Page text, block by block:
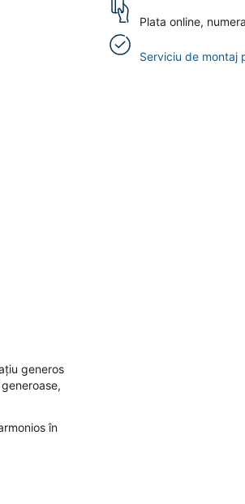
Plata online,
Serviciu de montaj
generos
în